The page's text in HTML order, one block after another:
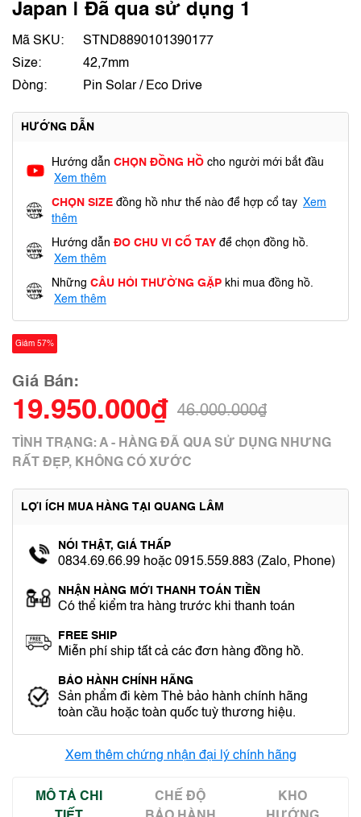
Japan | Đã qua sử dụng 1
Mã SKU:
STND8890101390177
Size:
42,7mm
Dòng:
Pin Solar / Eco Drive
HƯỚNG DẪN
Hướng dẫn CHỌN ĐỒNG HỒ cho người mới bắt đầu
Xem thêm
CHỌN SIZE đồng hồ như thế nào để hợp cổ tay Xem
thêm
Hướng dẫn ĐO CHU VI CỔ TAY để chọn đồng hồ.
Xem thêm
Những CÂU HỎI THƯỜNG GẶP khi mua đồng hồ.
Xem thêm
Giảm 57%
Giá Bán:
19.950.000₫ 46.000.000₫
TÌNH TRẠNG: A - HÀNG ĐÃ QUA SỬ DỤNG NHƯNG
RẤT ĐẸP, KHÔNG CÓ XƯỚC
LỢI ÍCH MUA HÀNG TẠI QUANG LÂM
NÓI THẬT, GIÁ THẤP
0834.69.66.99 hoặc 0915.559.883 (Zalo, Phone)
NHẬN HÀNG MỚI THANH TOÁN TIỀN
Có thể kiểm tra hàng trước khi thanh toán
FREE SHIP
Miễn phí ship tất cả các đơn hàng đồng hồ.
BẢO HÀNH CHÍNH HÃNG
Sản phẩm đi kèm Thẻ bảo hành chính hãng
toàn cầu hoặc toàn quốc tuỳ thương hiệu.
Xem thêm chứng nhận đại lý chính hãng
MÔ TẢ CHI
CHẾ ĐỘ
KHO